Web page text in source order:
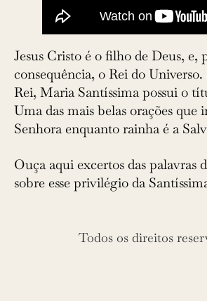
Jesus Cristo é o filho de Deus, e,
consequência, o Rei do
Rei, Maria Santíssima possui o
Uma das mais belas orações que
Senhora enquanto rainha é a
Ouça aqui excertos das palavras
sobre esse privilégio da
Todos os direitos